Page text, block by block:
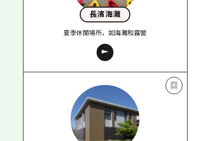
長濱海灘
夏季休閒場所，如海灘和露營